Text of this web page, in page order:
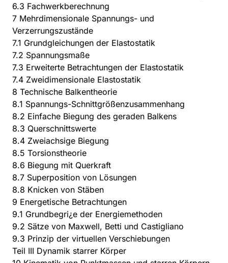
6.3 Fachwerkberechnung
7 Mehrdimensionale Spannungs- und
Verzerrungszustände
7.1 Grundgleichungen der Elastostatik
7.2 Spannungsmaße
7.3 Erweiterte Betrachtungen der Elastostatik
7.4 Zweidimensionale Elastostatik
8 Technische Balkentheorie
8.1 Spannungs-Schnittgrößenzusammenhang
8.2 Einfache Biegung des geraden Balkens
8.3 Querschnittswerte
8.4 Zweiachsige Biegung
8.5 Torsionstheorie
8.6 Biegung mit Querkraft
8.7 Superposition von Lösungen
8.8 Knicken von Stäben
9 Energetische Betrachtungen
9.1 Grundbegri¿e der Energiemethoden
9.2 Sätze von Maxwell, Betti und Castigliano
9.3 Prinzip der virtuellen Verschiebungen
Teil III Dynamik starrer Körper